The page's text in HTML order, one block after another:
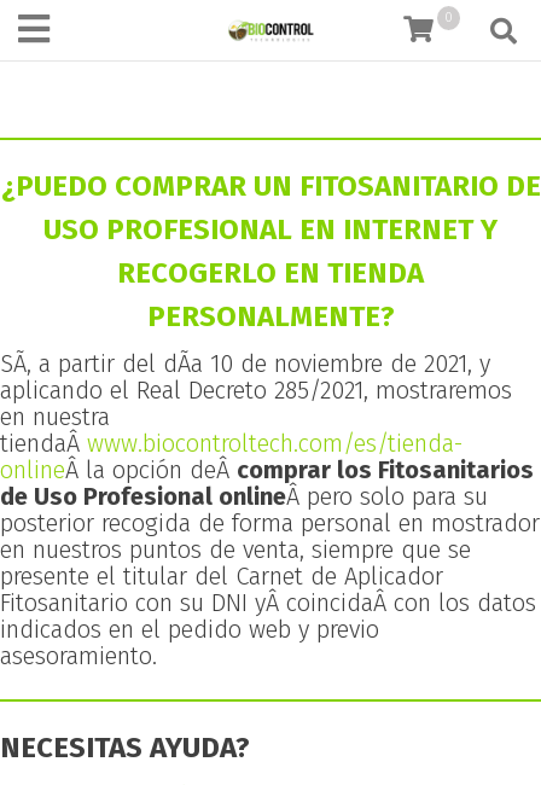
content 0
TIENDA ONLINE
¿PUEDO COMPRAR UN FITOSANITARIO DE
USO PROFESIONAL EN INTERNET Y
RECOGERLO EN TIENDA
PERSONALMENTE?
SÃ­, a partir del dÃ­a 10 de noviembre de 2021, y
aplicando el Real Decreto 285/2021, mostraremos
en nuestra
tiendaÂ www.biocontroltech.com/es/tienda-
onlineÂ la opción deÂ comprar los Fitosanitarios
de Uso Profesional onlineÂ pero solo para su
posterior recogida de forma personal en mostrador
en nuestros puntos de venta, siempre que se
presente el titular del Carnet de Aplicador
Fitosanitario con su DNI yÂ coincidaÂ con los datos
indicados en el pedido web y previo
asesoramiento.
NECESITAS AYUDA?